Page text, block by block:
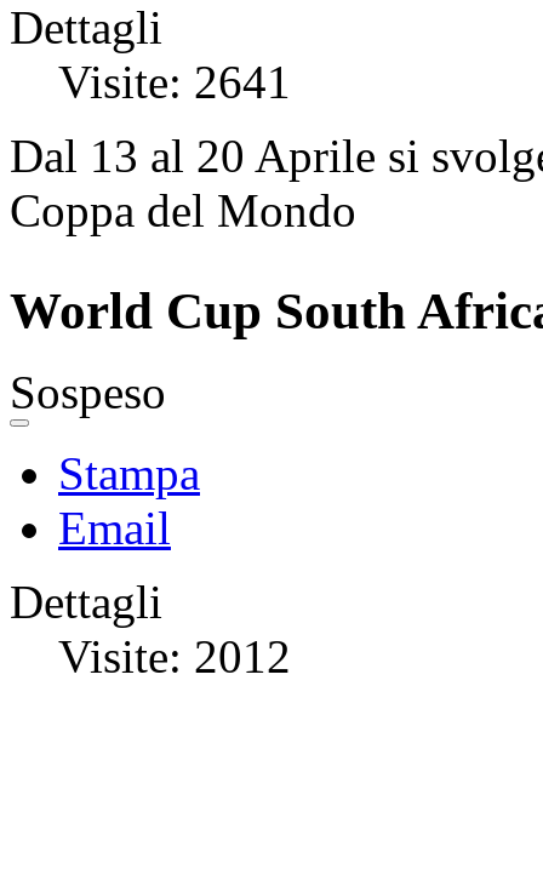
Dettagli
Visite: 2641
Dal 13 al 20 Aprile si
Coppa del Mondo
World Cup South
Sospeso
Stampa
Email
Dettagli
Visite: 2012